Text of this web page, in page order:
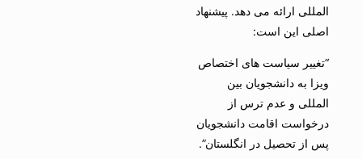
المللی ارائه می دهد. پیشنهاد
اصلی این است:
“تغییر سیاست های اختصاص
ویزا به دانشجویان بین
المللی و عدم ترس از
درخواست اقامت دانشجویان
پس از تحصیل در انگلستان”.